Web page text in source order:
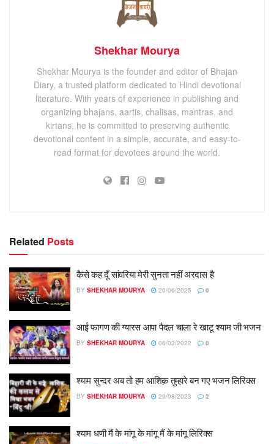
Shekhar Mourya
Shekhar Mourya is the founder and editor of Bhajan
Diary, a trusted platform dedicated to Hindi devotional
literature. With years of experience in publishing and
organizing bhajans, aartis, chalisas, mantras, and
kirtans, he is committed to preserving authentic
devotional content in a simple, accurate, and easy-to-
read format for devotees around the world.
Related Posts
कैसे कह दूँ सांवरिया मेरी सुनता नहीं अरदास है
BY SHEKHAR MOURYA 20/06/2025 0
आई फागण की ग्यारस आपा पैदल चाला रे खाटू श्याम जी भजन
BY SHEKHAR MOURYA 06/03/2022 0
श्याम सुन्दर अब तो हम आशिक़ तुम्हारे बन गए भजन लिरिक्स
BY SHEKHAR MOURYA 29/08/2023 2
श्याम धणी मैं के मांगू के मांगू मैं के मांगू लिरिक्स